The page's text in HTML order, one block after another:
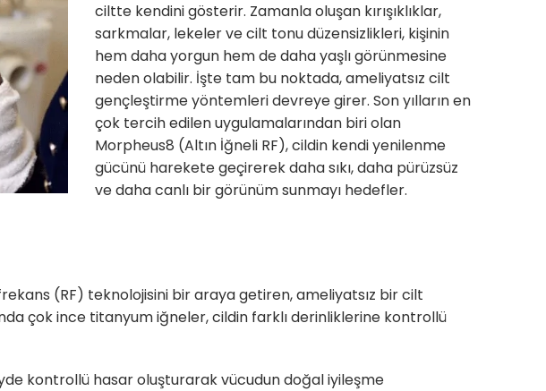
ciltte kendini gösterir. Zamanla oluşan kırışıklıklar,
sarkmalar, lekeler ve cilt tonu düzensizlikleri, kişinin
hem daha yorgun hem de daha yaşlı görünmesine
neden olabilir. İşte tam bu noktada, ameliyatsız cilt
gençleştirme yöntemleri devreye girer. Son yılların en
çok tercih edilen uygulamalarından biri olan
Morpheus8 (Altın İğneli RF), cildin kendi yenilenme
gücünü harekete geçirerek daha sıkı, daha pürüzsüz
ve daha canlı bir görünüm sunmayı hedefler.
(RF) teknolojisini bir araya getiren, ameliyatsız bir cilt
çok ince titanyum iğneler, cildin farklı derinliklerine kontrollü
kontrollü hasar oluşturarak vücudun doğal iyileşme